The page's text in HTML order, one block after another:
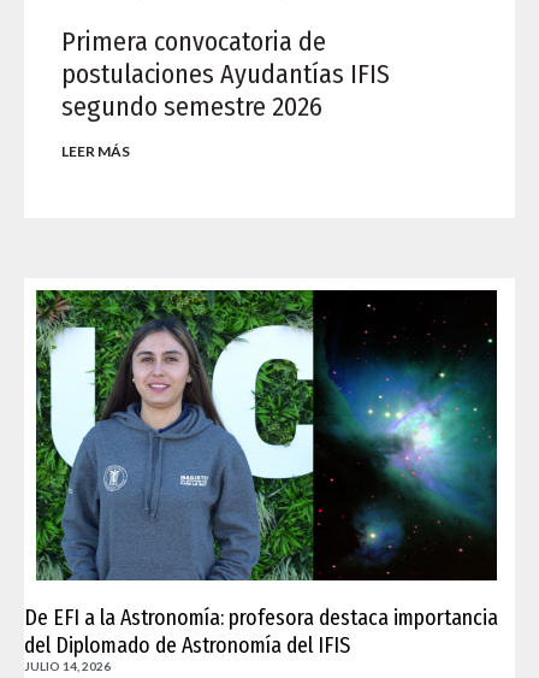
Primera convocatoria de
postulaciones Ayudantías IFIS
segundo semestre 2026
LEER MÁS
De EFI a la Astronomía: profesora destaca importancia
del Diplomado de Astronomía del IFIS
JULIO 14, 2026